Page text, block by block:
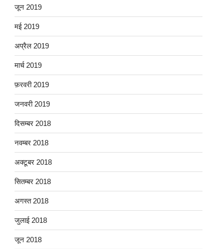
जून 2019
मई 2019
अप्रैल 2019
मार्च 2019
फ़रवरी 2019
जनवरी 2019
दिसम्बर 2018
नवम्बर 2018
अक्टूबर 2018
सितम्बर 2018
अगस्त 2018
जुलाई 2018
जून 2018